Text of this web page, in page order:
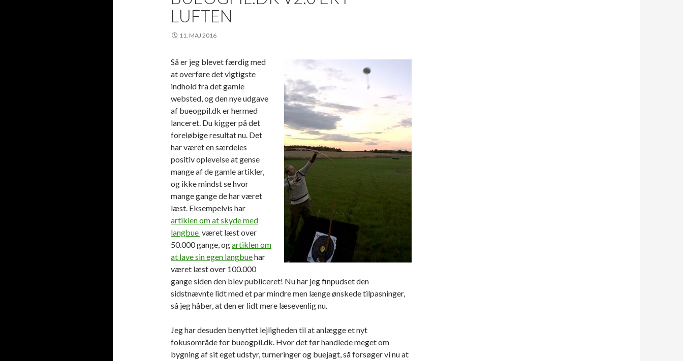
LUFTEN
11. MAJ 2016
Så er jeg blevet færdig med
at overføre det vigtigste
indhold fra det gamle
websted, og den nye udgave
af bueogpil.dk er hermed
lanceret. Du kigger på det
foreløbige resultat nu. Det
har været en særdeles
positiv oplevelse at gense
mange af de gamle artikler,
og ikke mindst se hvor
mange gange de har været
læst. Eksempelvis har
artiklen om at skyde med
langbue været læst over
50.000 gange, ogartiklen om
at lave sin egen langbuehar
været læst over 100.000
gange siden den blev publiceret! Nu har jeg finpudset den
sidstnævnte lidt med et par mindre men længe ønskede tilpasninger,
så jeg håber, at den er lidt mere læsevenlig nu.
Jeg har desuden benyttet lejligheden til at anlægge et nyt
fokusområde for bueogpil.dk. Hvor det før handlede meget om
bygning af sit eget udstyr, turneringer og buejagt, så forsøger vi nu at